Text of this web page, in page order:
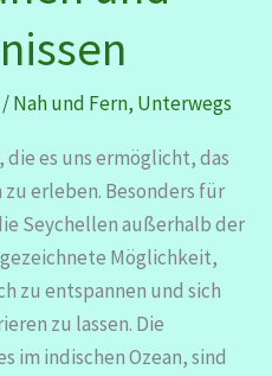
/Nah und Fern, Unterwegs
die es uns ermöglicht, das
erleben. Besonders für
Seychellen außerhalb der
Möglichkeit,
zu entspannen und sich
zu lassen. Die
im indischen Ozean, sind